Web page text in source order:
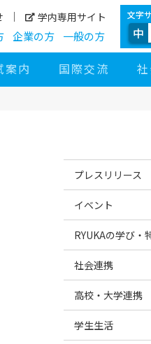
学内専用サイト
企業の方 一般の方
文字
中
案内 国際交流
イ
ビ
シ
お
め
テ
カ
リ
ス
プレスリリース
イベント
RYUKAの学び・
社会連携
高校・大学連携
学生生活